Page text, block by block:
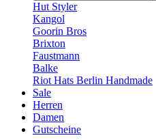
Hut Styler
Kangol
Goorin Bros
Brixton
Faustmann
Balke
Riot Hats Berlin Handmade
Sale
Herren
Damen
Gutscheine